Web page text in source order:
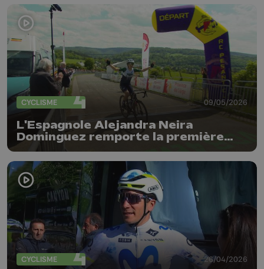
CYCLISME 09/05/2026
L'Espagnole Alejandra Neira
Dominguez remporte la première
édition féminine de Liège-
Bastogne-Liège Juniors
CYCLISME 26/04/2026